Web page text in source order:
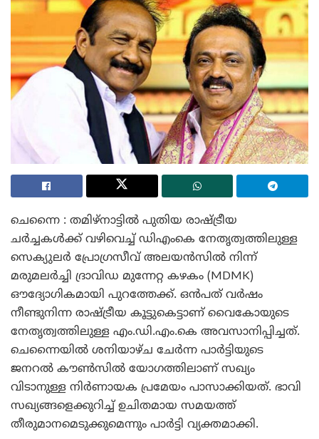
ചെന്നൈ : തമിഴ്‌നാട്ടിൽ പുതിയ രാഷ്ട്രീയ
ചർച്ചകൾക്ക് വഴിവെച്ച് ഡിഎംകെ നേതൃത്വത്തിലുള്ള
സെക്യുലർ പ്രോഗ്രസീവ് അലയൻസിൽ നിന്ന്
മരുമലർച്ചി ദ്രാവിഡ മുന്നേറ്റ കഴകം (MDMK)
ഔദ്യോഗികമായി പുറത്തേക്ക്. ഒൻപത് വർഷം
നീണ്ടുനിന്ന രാഷ്ട്രീയ കൂട്ടുകെട്ടാണ് വൈകോയുടെ
നേതൃത്വത്തിലുള്ള എം.ഡി.എം.കെ അവസാനിപ്പിച്ചത്.
ചെന്നൈയിൽ ശനിയാഴ്ച ചേർന്ന പാർട്ടിയുടെ
ജനറൽ കൗൺസിൽ യോഗത്തിലാണ് സഖ്യം
വിടാനുള്ള നിർണായക പ്രമേയം പാസാക്കിയത്. ഭാവി
സഖ്യങ്ങളെക്കുറിച്ച് ഉചിതമായ സമയത്ത്
തീരുമാനമെടുക്കുമെന്നും പാർട്ടി വ്യക്തമാക്കി.